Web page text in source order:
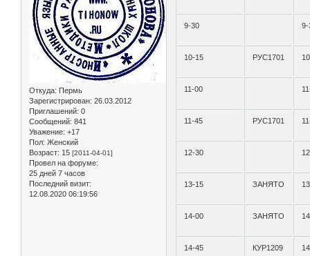
Откуда: Пермь
Зарегистрирован: 26.03.2012
Приглашений: 0
Сообщений: 841
Уважение: +17
Пол: Женский
Возраст: 15 [2011-04-01]
Провел на форуме:
25 дней 7 часов
Последний визит:
12.08.2020 06:19:56
9-30 9-
10-15 РУС1701
11-00
11-45 РУС1701
12-30
13-15 ЗАНЯТО
14-00 ЗАНЯТО
14-45 КУР1209